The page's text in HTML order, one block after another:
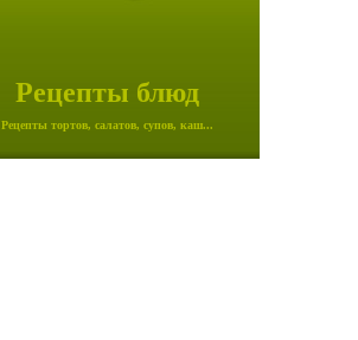
Рецепты блюд
Рецепты тортов, салатов, супов, каш...